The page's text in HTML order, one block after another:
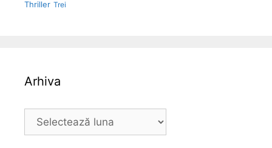
Thriller Trei
Arhiva
Arhiva